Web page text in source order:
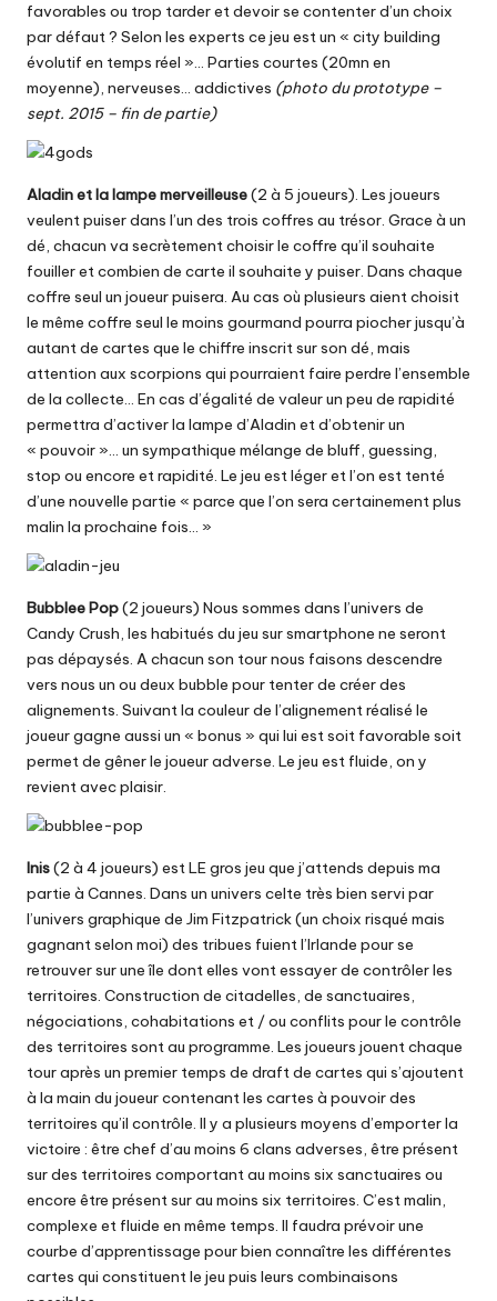
favorables ou trop tarder et devoir se contenter d’un choix
par défaut ? Selon les experts ce jeu est un « city building
évolutif en temps réel »… Parties courtes (20mn en
moyenne), nerveuses… addictives (photo du prototype –
sept. 2015 – fin de partie)
Aladin et la lampe merveilleuse(2 à 5 joueurs). Les joueurs
veulent puiser dans l’un des trois coffres au trésor. Grace à un
dé, chacun va secrètement choisir le coffre qu’il souhaite
fouiller et combien de carte il souhaite y puiser. Dans chaque
coffre seul un joueur puisera. Au cas où plusieurs aient choisit
le même coffre seul le moins gourmand pourra piocher jusqu’à
autant de cartes que le chiffre inscrit sur son dé, mais
attention aux scorpions qui pourraient faire perdre l’ensemble
de la collecte… En cas d’égalité de valeur un peu de rapidité
permettra d’activer la lampe d’Aladin et d’obtenir un
« pouvoir »… un sympathique mélange de bluff, guessing,
stop ou encore et rapidité. Le jeu est léger et l’on est tenté
d’une nouvelle partie « parce que l’on sera certainement plus
malin la prochaine fois… »
Bubblee Pop(2 joueurs) Nous sommes dans l’univers de
Candy Crush, les habitués du jeu sur smartphone ne seront
pas dépaysés. A chacun son tour nous faisons descendre
vers nous un ou deux bubble pour tenter de créer des
alignements. Suivant la couleur de l’alignement réalisé le
joueur gagne aussi un « bonus » qui lui est soit favorable soit
permet de gêner le joueur adverse. Le jeu est fluide, on y
revient avec plaisir.
Inis(2 à 4 joueurs) est LE gros jeu que j’attends depuis ma
partie à Cannes. Dans un univers celte très bien servi par
l’univers graphique de Jim Fitzpatrick (un choix risqué mais
gagnant selon moi) des tribues fuient l’Irlande pour se
retrouver sur une île dont elles vont essayer de contrôler les
territoires. Construction de citadelles, de sanctuaires,
négociations, cohabitations et / ou conflits pour le contrôle
des territoires sont au programme. Les joueurs jouent chaque
tour après un premier temps de draft de cartes qui s’ajoutent
à la main du joueur contenant les cartes à pouvoir des
territoires qu’il contrôle. Il y a plusieurs moyens d’emporter la
victoire : être chef d’au moins 6 clans adverses, être présent
sur des territoires comportant au moins six sanctuaires ou
encore être présent sur au moins six territoires. C’est malin,
complexe et fluide en même temps. Il faudra prévoir une
courbe d’apprentissage pour bien connaître les différentes
cartes qui constituent le jeu puis leurs combinaisons